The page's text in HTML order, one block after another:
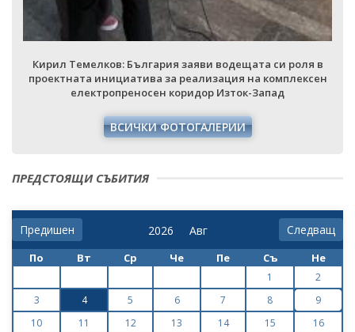
Кирил Темелков: България заяви водещата си роля в
проектната инициатива за реализация на комплексен
електропреносен коридор Изток-Запад
ВСИЧКИ ФОТОГАЛЕРИИ
ПРЕДСТОЯЩИ СЪБИТИЯ
Предишен Следващ
По Вт Ср Че Пе Съ Не
1
2
3
4 5 6 7 8
9
10
11 12 13 14 15
16